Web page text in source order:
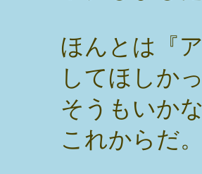
ほんとは『
してほしか
そうもいか
これからだ。